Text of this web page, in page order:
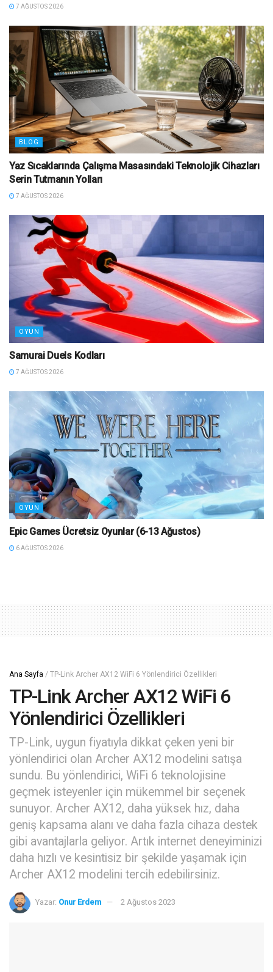
7 AĞUSTOS 2026
BLOG
Yaz Sıcaklarında Çalışma Masasındaki Teknolojik Cihazları
Serin Tutmanın Yolları
7 AĞUSTOS 2026
OYUN
Samurai Duels Kodları
7 AĞUSTOS 2026
OYUN
Epic Games Ücretsiz Oyunlar (6-13 Ağustos)
6 AĞUSTOS 2026
Ana Sayfa / TP-Link Archer AX12 WiFi 6 Yönlendirici Özellikleri
TP-Link Archer AX12 WiFi 6
Yönlendirici Özellikleri
TP-Link, uygun fiyatıyla dikkat çeken yeni bir
yönlendirici olan Archer AX12 modelini satışa
sundu. Bu yönlendirici, WiFi 6 teknolojisine
geçmek isteyenler için mükemmel bir seçenek
sunuyor. Archer AX12, daha yüksek hız, daha
geniş kapsama alanı ve daha fazla cihaza destek
gibi avantajlarla geliyor. Artık internet deneyiminizi
daha hızlı ve kesintisiz bir şekilde yaşamak için
Archer AX12 modelini tercih edebilirsiniz.
Yazar: Onur Erdem 2 Ağustos 2023